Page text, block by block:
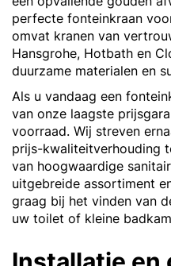
perfecte fonteinkraan
omvat kranen van
Hansgrohe, Hotbath en
duurzame materialen en
Als u vandaag een
van onze laagste
voorraad. Wij streven
prijs-kwaliteitverhouding
van hoogwaardige
uitgebreide assortiment
graag bij het vinden van
uw toilet of kleine